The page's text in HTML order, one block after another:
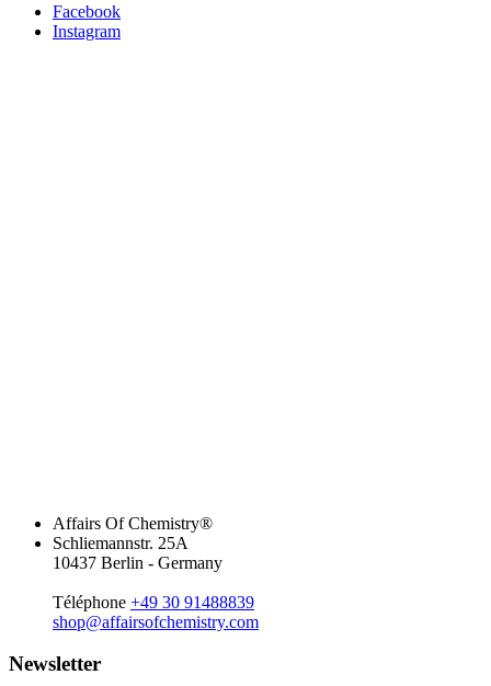
Facebook
Instagram
Affairs Of Chemistry®
Schliemannstr. 25A
10437 Berlin - Germany
Téléphone +49 30 91488839
shop@affairsofchemistry.com
Newsletter